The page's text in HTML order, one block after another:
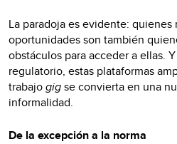
La paradoja es evidente: quienes
oportunidades son también
obstáculos para acceder a ellas.
regulatorio, estas plataformas
trabajogigse convierta en una
informalidad.
De la excepción a la norma